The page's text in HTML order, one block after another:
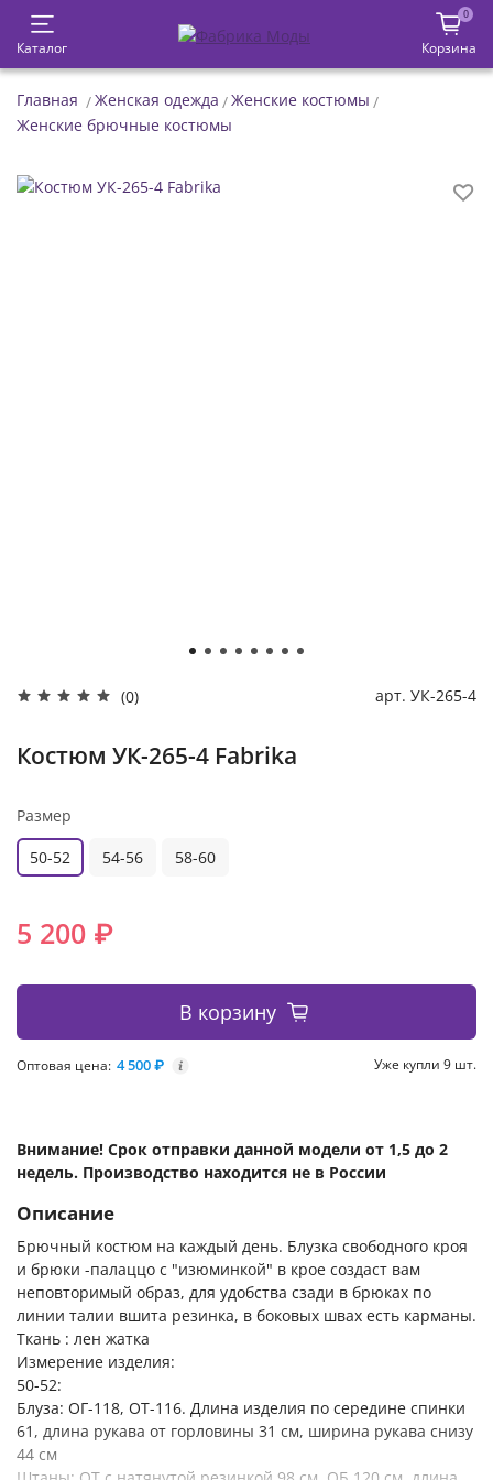
Каталог
0
Корзина
Главная Женская одежда
Женские костюмы
Женские брючные костюмы
(0) арт. УК-265-4
Костюм УК-265-4 Fabrika
Размер
50-52
54-56 58-60
5 200 ₽
В корзину
Оптовая цена: 4 500 ₽ i Уже купли 9 шт.
Внимание! Срок отправки данной модели от 1,5 до 2
недель. Производство находится не в России
Описание
Брючный костюм на каждый день. Блузка свободного кроя
и брюки -палаццо с "изюминкой" в крое создаст вам
неповторимый образ, для удобства сзади в брюках по
линии талии вшита резинка, в боковых швах есть карманы.
Ткань : лен жатка
Измерение изделия:
50-52:
Блуза: ОГ-118, ОТ-116. Длина изделия по середине спинки
61, длина рукава от горловины 31 см, ширина рукава снизу
44 см